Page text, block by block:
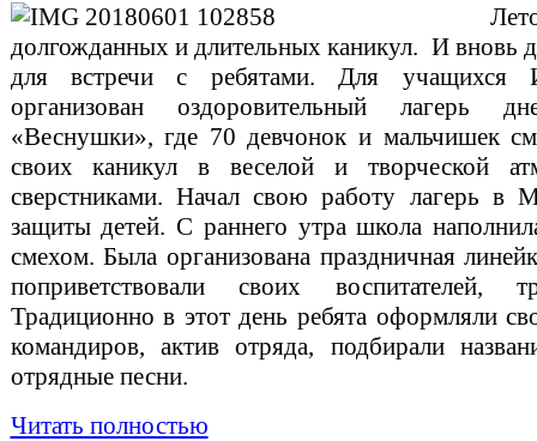
долгожданных и длительных каникул. И вновь
для встречи с ребятами. Для учащихся
организован оздоровительный лагерь
«Веснушки», где 70 девчонок и мальчишек
своих каникул в веселой и творческой
сверстниками. Начал свою работу лагерь в
защиты детей. С раннего утра школа
смехом. Была организована праздничная
поприветствовали своих воспитателей,
Традиционно в этот день ребята оформляли
командиров, актив отряда, подбирали
отрядные песни.
Читать полностью